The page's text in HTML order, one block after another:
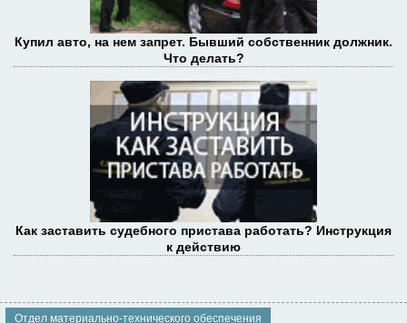
Купил авто, на нем запрет. Бывший собственник должник.
Что делать?
Как заставить судебного пристава работать? Инструкция
к действию
Отдел материально-технического обеспечения